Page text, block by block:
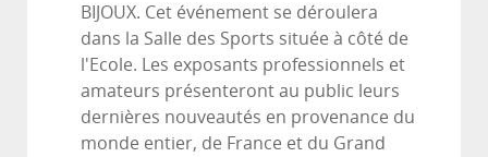
BIJOUX. Cet événement se déroulera
dans la Salle des Sports située à côté de
l'Ecole. Les exposants professionnels et
amateurs présenteront au public leurs
dernières nouveautés en provenance du
monde entier, de France et du Grand